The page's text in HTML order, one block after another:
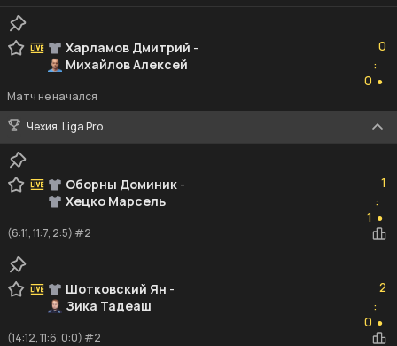
Харламов Дмитрий -
Михайлов Алексей
0
:
0 ●
Матч не начался
Чехия. Liga Pro
Оборны Доминик -
Хецко Марсель
1
:
1 ●
(6:11, 11:7, 2:5) #2
Шотковский Ян -
Зика Тадеаш
2
:
0 ●
(14:12, 11:6, 0:0) #2